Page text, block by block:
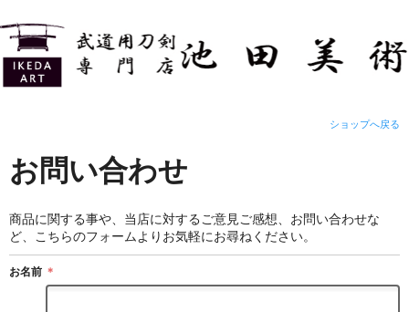
ショップへ戻る
お問い合わせ
商品に関する事や、当店に対するご意見ご感想、お問い合わせな
ど、こちらのフォームよりお気軽にお尋ねください。
お名前 ＊